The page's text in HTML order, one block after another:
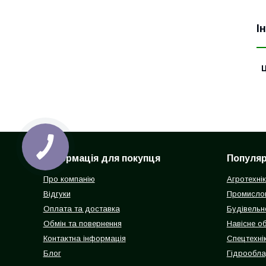
Інформація для покупця
Про компанію
Відгуки
Оплата та доставка
Обмін та повернення
Контактна інформація
Блог
Навісне